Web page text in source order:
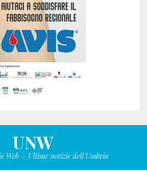
UNW
Web – Ultime notizie dell'Umbria